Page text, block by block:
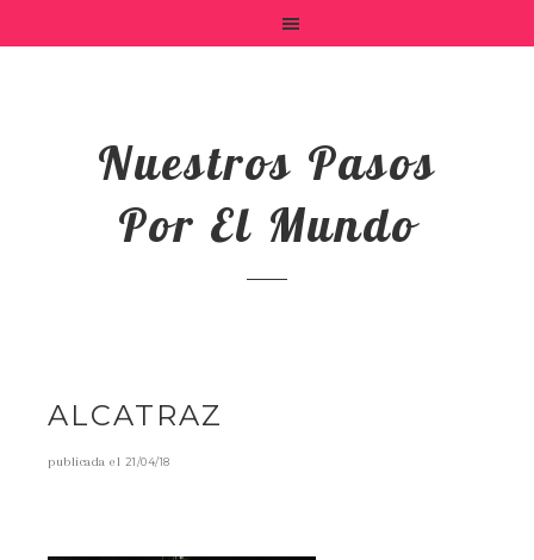
Nuestros Pasos
Por El Mundo
ALCATRAZ
publicada el 21/04/18